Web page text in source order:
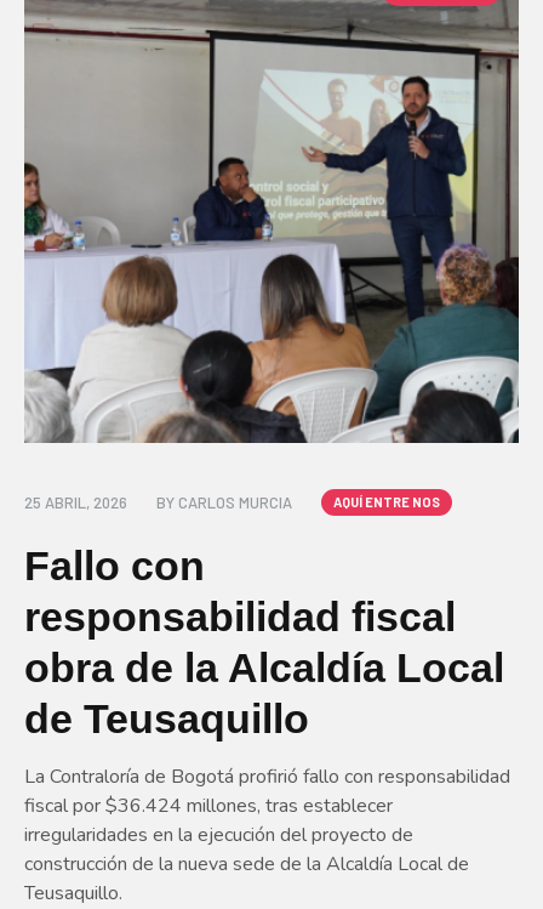
25 ABRIL, 2026 BY CARLOS MURCIA AQUÍ ENTRE NOS
Fallo con
responsabilidad fiscal
obra de la Alcaldía Local
de Teusaquillo
La Contraloría de Bogotá profirió fallo con responsabilidad
fiscal por $36.424 millones, tras establecer
irregularidades en la ejecución del proyecto de
construcción de la nueva sede de la Alcaldía Local de
Teusaquillo.